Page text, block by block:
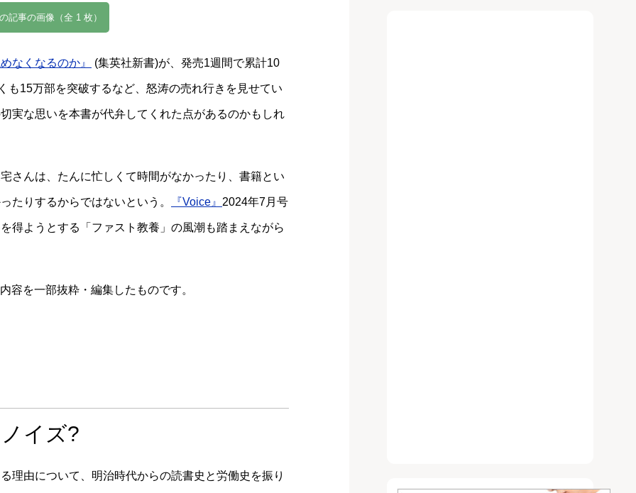
記事の画像（全 1 枚）
なくなるのか』 (集英社新書)が、発売1週間で累計10
も15万部を突破するなど、怒涛の売れ行きを見せてい
実な思いを本書が代弁してくれた点があるのかもしれ
さんは、たんに忙しくて時間がなかったり、書籍とい
たりするからではないという。 『Voice』 2024年7月号
得ようとする「ファスト教養」の風潮も踏まえながら
容を一部抜粋・編集したものです。
イズ?
由について、明治時代からの読書史と労働史を振り